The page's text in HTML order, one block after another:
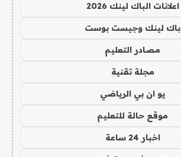
اعلانات الباك لينك 2026
باك لينك وجيست بوست
مصادر التعليم
مجلة تقنية
يو ان بي الرياضي
موقع حالة للتعليم
اخبار 24 ساعة